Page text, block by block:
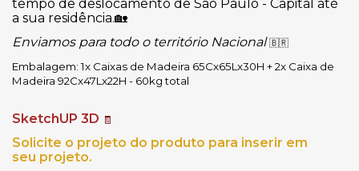
tempo de deslocamento de São Paulo - Capital até
a sua residência.🏡
Enviamos para todo o território Nacional🇧🇷
Embalagem: 1x Caixas de Madeira 65Cx65Lx30H + 2x Caixa de
Madeira 92Cx47Lx22H - 60kg total
SketchUP 3D 🧾
Solicite o projeto do produto para inserir em
seu projeto.